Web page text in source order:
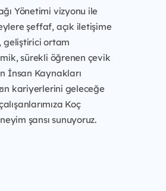
Yönetimi vizyonu ile
şeffaf, açık iletişime
geliştirici ortam
sürekli öğrenen çevik
İnsan Kaynakları
kariyerlerini geleceğe
Koç
şansı sunuyoruz.